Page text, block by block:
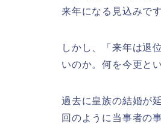
来年になる見込みで
しかし、「来年は退
いのか。何を今更と
過去に皇族の結婚が
回のように当事者の